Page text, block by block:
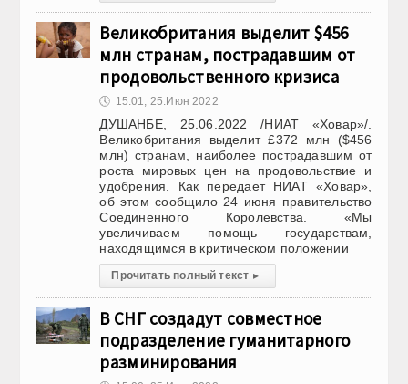
Великобритания выделит $456
млн странам, пострадавшим от
продовольственного кризиса
🕔 15:01, 25.Июн 2022
ДУШАНБЕ, 25.06.2022 /НИАТ «Ховар»/.
Великобритания выделит £372 млн ($456
млн) странам, наиболее пострадавшим от
роста мировых цен на продовольствие и
удобрения. Как передает НИАТ «Ховар»,
об этом сообщило 24 июня правительство
Соединенного Королевства. «Мы
увеличиваем помощь государствам,
находящимся в критическом положении
Прочитать полный текст ▸
В СНГ создадут совместное
подразделение гуманитарного
разминирования